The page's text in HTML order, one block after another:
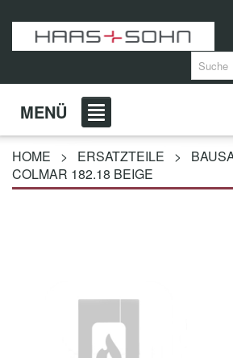
MENÜ
HOME > ERSATZTEILE >
COLMAR 182.18 BEIGE